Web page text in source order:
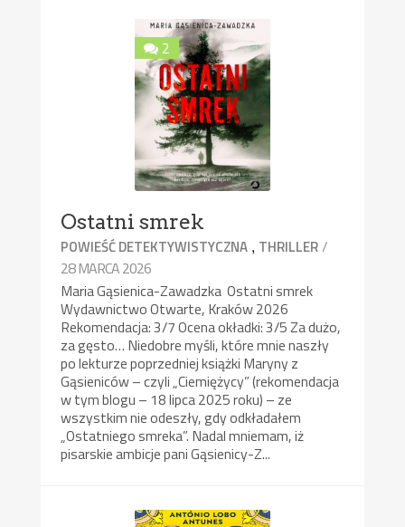
2
Ostatni smrek
POWIEŚĆ DETEKTYWISTYCZNA , THRILLER/
28 MARCA 2026
Maria Gąsienica-Zawadzka Ostatni smrek
Wydawnictwo Otwarte, Kraków 2026
Rekomendacja: 3/7 Ocena okładki: 3/5 Za dużo,
za gęsto… Niedobre myśli, które mnie naszły
po lekturze poprzedniej książki Maryny z
Gąsieniców – czyli „Ciemiężycy” (rekomendacja
w tym blogu – 18 lipca 2025 roku) – ze
wszystkim nie odeszły, gdy odkładałem
„Ostatniego smreka”. Nadal mniemam, iż
pisarskie ambicje pani Gąsienicy-Z...